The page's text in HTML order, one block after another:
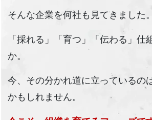
そんな企業を何社も見てきました。
「採れる」「育つ」「伝わる」仕
か。
今、その分かれ道に立っているの
かもしれません。